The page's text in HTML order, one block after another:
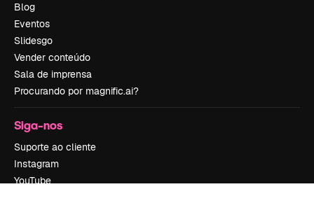
Blog
Eventos
Slidesgo
Vender conteúdo
Sala de imprensa
Procurando por magnific.ai?
Siga-nos
Suporte ao cliente
Instagram
YouTube